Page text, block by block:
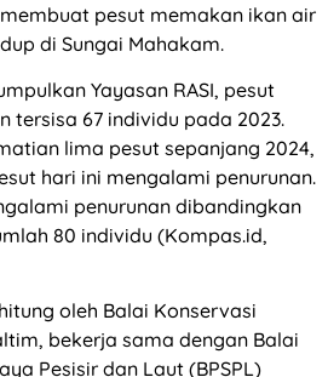
pesut memakan ikan air
di Sungai Mahakam.
Yayasan RASI, pesut
tersisa 67 individu pada 2023.
lima pesut sepanjang 2024,
hari ini mengalami penurunan.
penurunan dibandingkan
80 individu (Kompas.id,
oleh Balai Konservasi
bekerja sama dengan Balai
Pesisir dan Laut (BPSPL)